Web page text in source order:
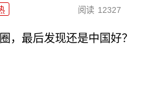
阅读 12327
，最后发现还是中国好？